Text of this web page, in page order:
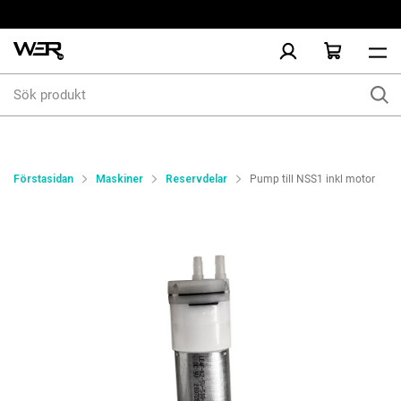
produkt
Förstasidan Maskiner Reservdelar Pump till NSS1 inkl motor